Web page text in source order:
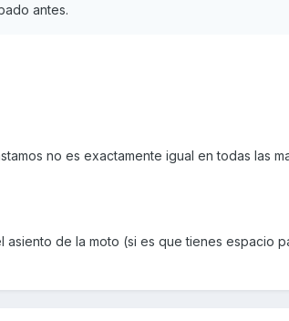
antes.
no es exactamente igual en todas las
de la moto (si es que tienes espacio